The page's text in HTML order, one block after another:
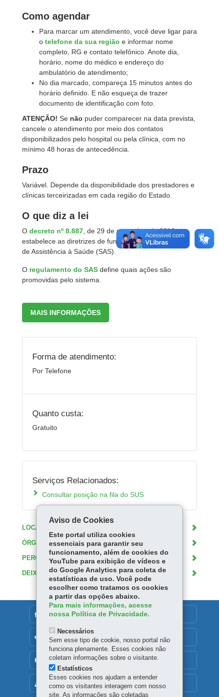
Como agendar
Para marcar um atendimento, você deve ligar para
o telefone da sua região e informar nome
completo, RG e contato telefônico. Anote dia,
horário, nome do médico e endereço do
ambulatório de atendimento;
No dia marcado, compareça 15 minutos antes do
horário definido. E não esqueça de trazer
documento de identificação com foto.
ATENÇÃO! Se não puder comparecer na data prevista,
cancele o atendimento por meio dos contatos
disponibilizados pelo hospital ou pela clínica, com no
mínimo 48 horas de antecedência.
Prazo
Variável. Depende da disponibilidade dos prestadores e
clínicas terceirizadas em cada região do Estado.
O que diz a lei
O decreto nº 8.887 , de 29 de novembro de 2010,
estabelece as diretrizes de funcionamento do Sistema
de Assistência à Saúde (SAS).
O regulamento do SAS define quais ações são
promovidas pelo sistema.
MAIS INFORMAÇÕES
Forma de atendimento:
Por Telefone
Quanto custa:
Gratuito
Serviços Relacionados:
Consultar posição na fila do SUS
LOCAIS DE ATENDIMENTO
ÓRGÃO RESPONSÁVEL
PERGUNTAS FREQUENTES
DEIXE SUA OPINIÃO
MAPA DO SITE
DENUNCIE CORRUPÇÃO
OUVIDORIA
TRANSPARÊNCIA INSTITUCIONAL
Aviso de Cookies
Este portal utiliza cookies
essenciais para garantir seu
funcionamento, além de cookies do
YouTube para exibição de vídeos e
do Google Analytics para coleta de
estatísticas de uso. Você pode
escolher como tratamos os cookies
a partir das opções abaixo.
Para mais informações, acesse
nossa Política de Privacidade.
Necessários
Sem esse tipo de cookie, nosso portal não
funciona plenamente. Esses cookies não
coletam informações sobre o visitante.
Estatísticos
Esses cookies nos ajudam a entender
como os visitantes interagem com nosso
site. As informações são coletadas